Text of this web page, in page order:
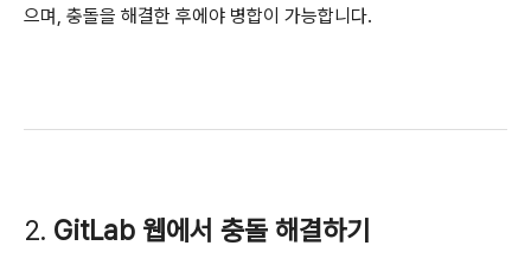
으며, 충돌을 해결한 후에야 병합이 가능합니다.
2. GitLab 웹에서 충돌 해결하기